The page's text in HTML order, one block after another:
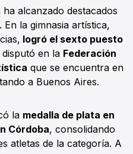
alcanzado destacados
la gimnasia artística,
logró el sexto puesto
disputó en la Federación
que se encuentra en
a Buenos Aires.
la medalla de plata en
Córdoba, consolidando
atletas de la categoría. A